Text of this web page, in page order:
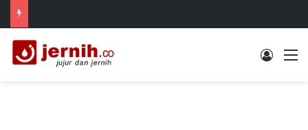
Log In